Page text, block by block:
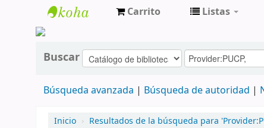
Carrito Listas
Buscar
Búsqueda avanzada Búsqueda de autoridad
Inicio › Resultados de la búsqueda para